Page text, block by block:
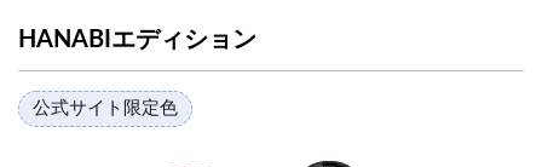
HANABIエディション
公式サイト限定色